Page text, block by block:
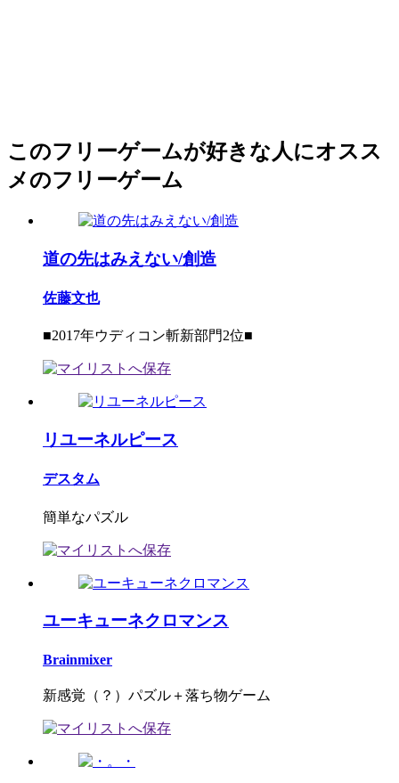
このフリーゲームが好きな人にオスス
メのフリーゲーム
道の先はみえない/創造
佐藤文也
■2017年ウディコン斬新部門2位■
リユーネルピース
デスタム
簡単なパズル
ユーキューネクロマンス
Brainmixer
新感覚（？）パズル＋落ち物ゲーム